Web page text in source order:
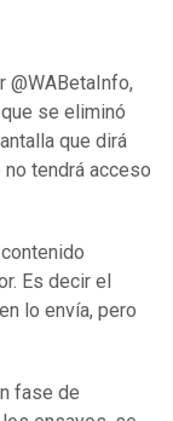
@WABetaInfo,
se eliminó
que dirá
no tendrá acceso
Es decir el
lo envía, pero
fase de